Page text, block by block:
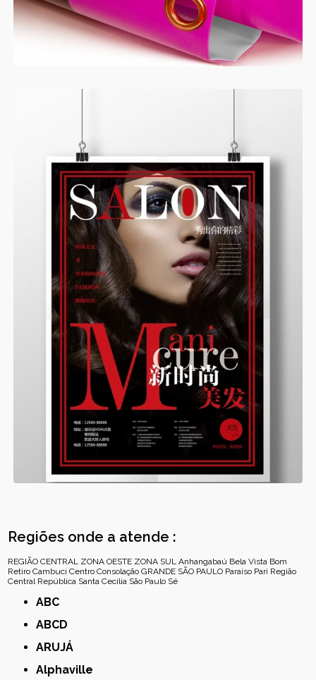
Regiões onde a atende :
REGIÃO CENTRAL ZONA OESTE ZONA SUL Anhangabaú Bela Vista Bom
Retiro Cambuci Centro Consolação GRANDE SÃO PAULO Paraíso Pari Região
Central República Santa Cecília São Paulo Sé
ABC
ABCD
ARUJÁ
Alphaville